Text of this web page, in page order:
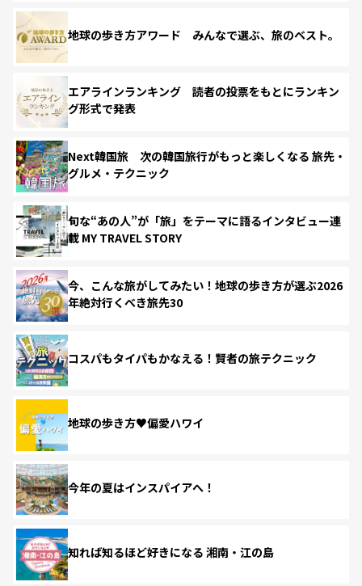
地球の歩き方アワード みんなで選ぶ、旅のベスト。
エアラインランキング 読者の投票をもとにランキン
グ形式で発表
Next韓国旅 次の韓国旅行がもっと楽しくなる 旅先・
グルメ・テクニック
旬な“あの人”が「旅」をテーマに語るインタビュー連
載 MY TRAVEL STORY
今、こんな旅がしてみたい！地球の歩き方が選ぶ2026
年絶対行くべき旅先30
コスパもタイパもかなえる！賢者の旅テクニック
地球の歩き方♥偏愛ハワイ
今年の夏はインスパイアへ！
知れば知るほど好きになる 湘南・江の島